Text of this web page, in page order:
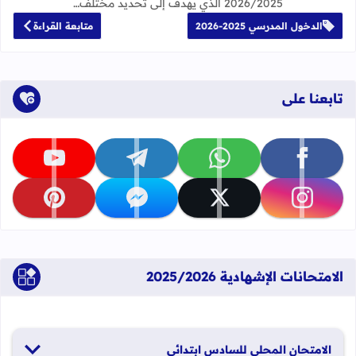
2026/2025 الذي يهدف إلى تحديد مختلف…
الدخول المدرسي 2025-2026 متابعة القراءة
تابعنا على
تابعنا على facebook تابعنا على whatsapp تابعنا على telegram تابعنا على youtube
تابعنا على instagram تابعنا على x تابعنا على messenger تابعنا على pinterest
الامتحانات الإشهادية 2025/2026
الامتحان المحلي للسادس ابتدائي